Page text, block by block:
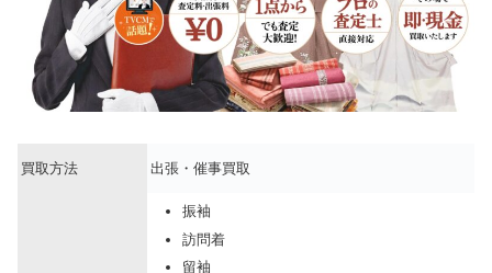
買取方法 出張・催事買取
振袖
訪問着
留袖